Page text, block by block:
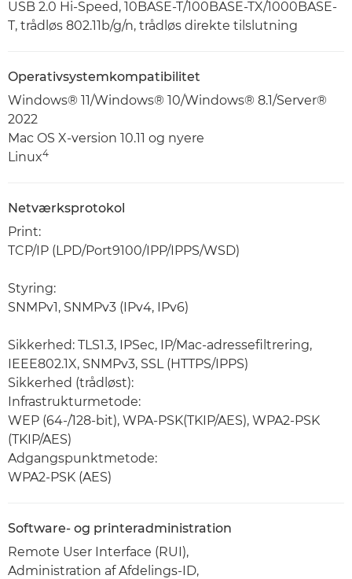
USB 2.0 Hi-Speed, 10BASE-T/100BASE-TX/1000BASE-
T, trådløs 802.11b/g/n, trådløs direkte tilslutning
Operativsystemkompatibilitet
Windows® 11/Windows® 10/Windows® 8.1/Server®
2022
Mac OS X-version 10.11 og nyere
Linux4
Netværksprotokol
Print:
TCP/IP (LPD/Port9100/IPP/IPPS/WSD)
Styring:
SNMPv1, SNMPv3 (IPv4, IPv6)
Sikkerhed: TLS1.3, IPSec, IP/Mac-adressefiltrering,
IEEE802.1X, SNMPv3, SSL (HTTPS/IPPS)
Sikkerhed (trådløst):
Infrastrukturmetode:
WEP (64-/128-bit), WPA-PSK(TKIP/AES), WPA2-PSK
(TKIP/AES)
Adgangspunktmetode:
WPA2-PSK (AES)
Software- og printeradministration
Remote User Interface (RUI),
Administration af Afdelings-ID,